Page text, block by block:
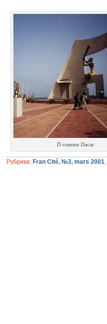
D comme Dacar
Рубрика: Fran Cité, №3, mars 2001,